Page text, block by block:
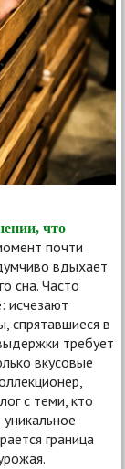
что
почти
вдыхает
сна. Часто
исчезают
спрятавшиеся в
требует
вкусовые
с теми, кто
граница